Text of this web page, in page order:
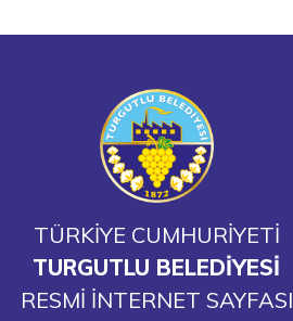
TÜRKİYE CUMHURİYETİ
TURGUTLU BELEDİYESİ
RESMİ İNTERNET SAYFASI